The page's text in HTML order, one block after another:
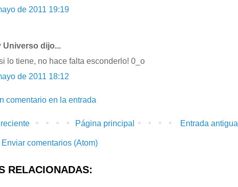
de 2011 19:19
Universo dijo...
lo tiene, no hace falta esconderlo! 0_o
de 2011 18:12
comentario en la entrada
Entrada antigua
Página principal
Enviar comentarios (Atom)
RELACIONADAS: